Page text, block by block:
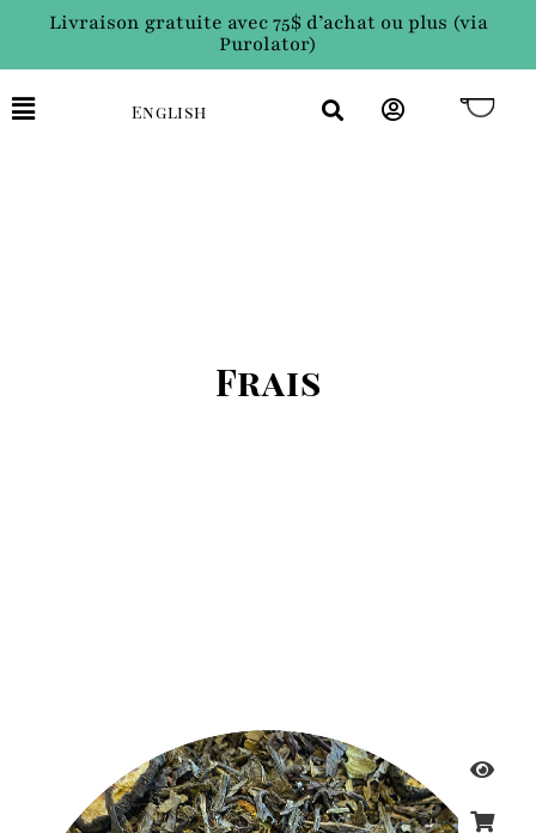
Livraison gratuite avec 75$ d’achat ou plus (via
Purolator)
English
Frais